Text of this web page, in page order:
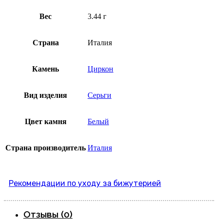
Вес 3.44 г
Страна Италия
Камень Циркон
Вид изделия Серьги
Цвет камня Белый
Страна производитель Италия
Рекомендации по уходу за бижутерией
Отзывы (0)